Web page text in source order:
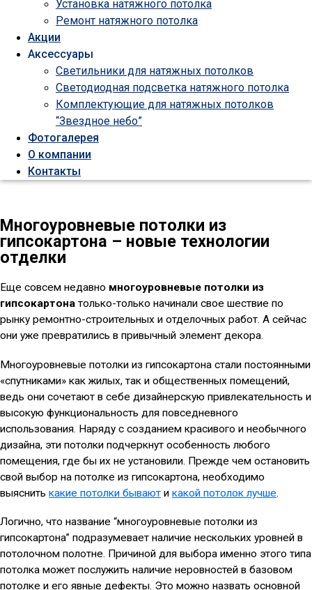
Установка натяжного потолка
Ремонт натяжного потолка
Акции
Аксессуары
Светильники для натяжных потолков
Светодиодная подсветка натяжного потолка
Комплектующие для натяжных потолков
“Звездное небо”
Фотогалерея
О компании
Контакты
Многоуровневые потолки из
гипсокартона – новые технологии
отделки
Еще совсем недавно многоуровневые потолки из
гипсокартона только-только начинали свое шествие по
рынку ремонтно-строительных и отделочных работ. А сейчас
они уже превратились в привычный элемент декора.
Многоуровневые потолки из гипсокартона стали постоянными
«спутниками» как жилых, так и общественных помещений,
ведь они сочетают в себе дизайнерскую привлекательность и
высокую функциональность для повседневного
использования. Наряду с созданием красивого и необычного
дизайна, эти потолки подчеркнут особенность любого
помещения, где бы их не установили. Прежде чем остановить
свой выбор на потолке из гипсокартона, необходимо
выяснить какие потолки бывают и какой потолок лучше.
Логично, что название “многоуровневые потолки из
гипсокартона” подразумевает наличие нескольких уровней в
потолочном полотне. Причиной для выбора именно этого типа
потолка может послужить наличие неровностей в базовом
потолке и его явные дефекты. Это можно назвать основной